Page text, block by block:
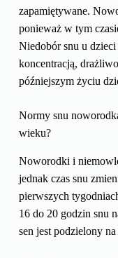
zapamiętywane.
ponieważ w tym
Niedobór snu u
koncentracją,
późniejszym życiu
Normy snu
wieku?
Noworodki i
jednak czas snu
pierwszych
16 do 20 godzin snu
sen jest podzielony